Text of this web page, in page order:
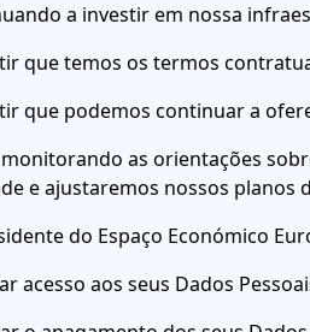
a investir em nossa
que temos os termos
que podemos continuar a
as orientações
e ajustaremos nossos planos
do Espaço Económico
acesso aos seus Dados